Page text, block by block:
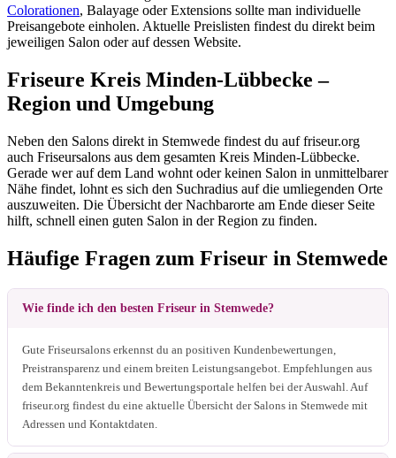
Colorationen, Balayage oder Extensions sollte man individuelle
Preisangebote einholen. Aktuelle Preislisten findest du direkt beim
jeweiligen Salon oder auf dessen Website.
Friseure Kreis Minden-Lübbecke –
Region und Umgebung
Neben den Salons direkt in Stemwede findest du auf friseur.org
auch Friseursalons aus dem gesamten Kreis Minden-Lübbecke.
Gerade wer auf dem Land wohnt oder keinen Salon in unmittelbarer
Nähe findet, lohnt es sich den Suchradius auf die umliegenden Orte
auszuweiten. Die Übersicht der Nachbarorte am Ende dieser Seite
hilft, schnell einen guten Salon in der Region zu finden.
Häufige Fragen zum Friseur in Stemwede
Wie finde ich den besten Friseur in Stemwede?
Gute Friseursalons erkennst du an positiven Kundenbewertungen,
Preistransparenz und einem breiten Leistungsangebot. Empfehlungen aus
dem Bekanntenkreis und Bewertungsportale helfen bei der Auswahl. Auf
friseur.org findest du eine aktuelle Übersicht der Salons in Stemwede mit
Adressen und Kontaktdaten.